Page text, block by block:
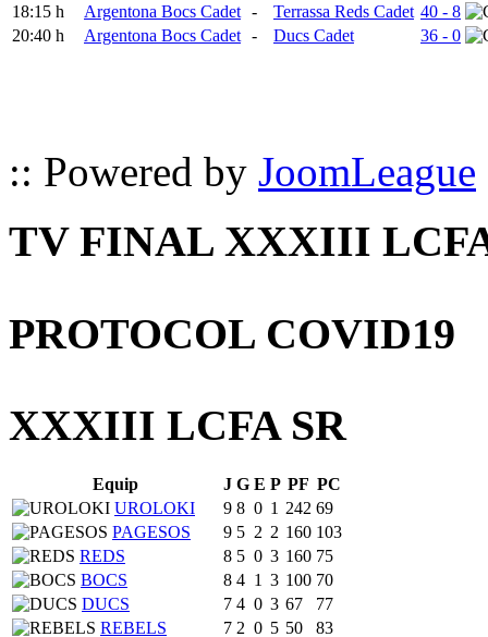
18:15 h
Argentona Bocs Cadet - Terrassa Reds Cadet 40 - 8
20:40 h
Argentona Bocs Cadet - Ducs Cadet 36 - 0
:: Powered by JoomLeague
TV FINAL XXXIII
PROTOCOL COVID19
XXXIII LCFA SR
Equip J G E P PF PC
UROLOKI
9 8 0 1 242 69
PAGESOS
9 5 2 2 160 103
REDS
8 5 0 3 160 75
BOCS
8 4 1 3 100 70
DUCS
7 4 0 3 67
77
REBELS
7 2 0 5 50 83